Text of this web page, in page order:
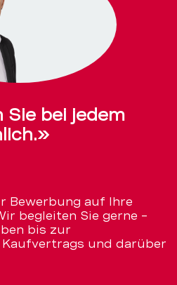
bei jedem
Bewerbung auf Ihre
begleiten Sie gerne –
bis zur
und darüber